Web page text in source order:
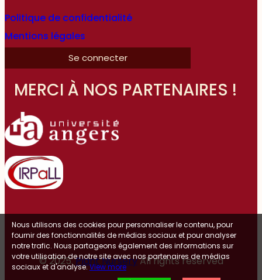
Politique de confidentialité
Mentions légales
Se connecter
MERCI À NOS PARTENAIRES !
© 2025.Plant NurseryAll rights reserved
Nous utilisons des cookies pour personnaliser le contenu, pour
fournir des fonctionnalités de médias sociaux et pour analyser
notre trafic. Nous partageons également des informations sur
votre utilisation de notre site avec nos partenaires de médias
sociaux et d'analyse.View more